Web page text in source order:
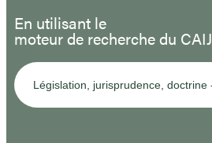
En utilisant le
moteur de recherche du CAIJ